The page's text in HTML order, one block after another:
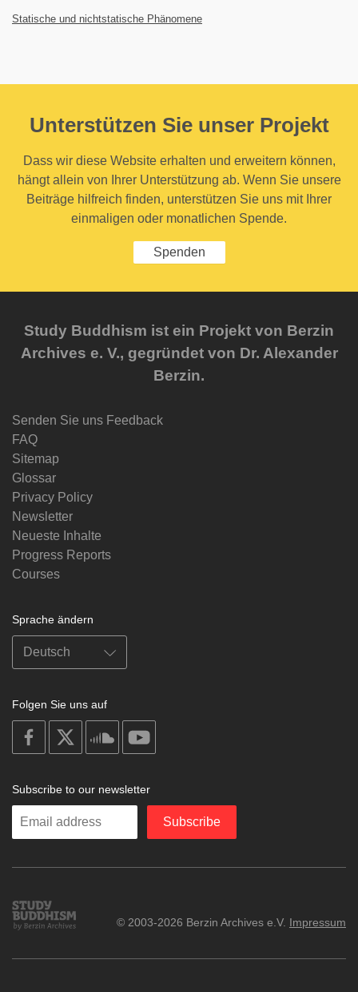
Statische und nichtstatische Phänomene
Unterstützen Sie unser Projekt
Dass wir diese Website erhalten und erweitern können,
hängt allein von Ihrer Unterstützung ab. Wenn Sie unsere
Beiträge hilfreich finden, unterstützen Sie uns mit Ihrer
einmaligen oder monatlichen Spende.
Spenden
Study Buddhism ist ein Projekt von Berzin
Archives e. V., gegründet von Dr. Alexander
Berzin.
Senden Sie uns Feedback
FAQ
Sitemap
Glossar
Privacy Policy
Newsletter
Neueste Inhalte
Progress Reports
Courses
Sprache ändern
Folgen Sie uns auf
on
facebook
soundcloud
Subscribe to our newsletter
Enter
Subscribe
Study
Buddhism
© 2003-2026 Berzin Archives e.V. Impressum